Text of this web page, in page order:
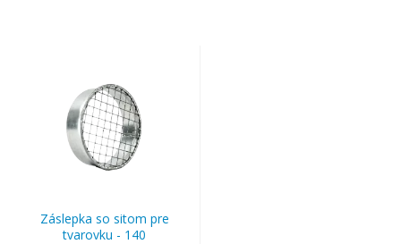
Záslepka so sitom pre
tvarovku - 140